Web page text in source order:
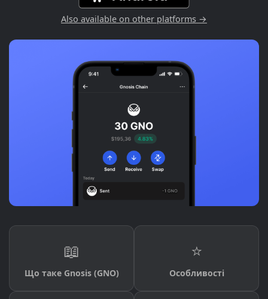
Also available on other platforms →
📖
Що таке Gnosis (GNO)
⭐
Особливості